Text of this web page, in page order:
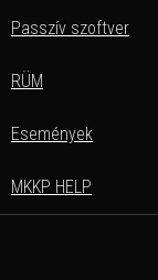
Passzív szoftver
RÜM
Események
MKKP HELP